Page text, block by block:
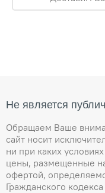
Не является
Обращаем Ваше
сайт носит
ни при каких
цены, размещенные
офертой,
Гражданского